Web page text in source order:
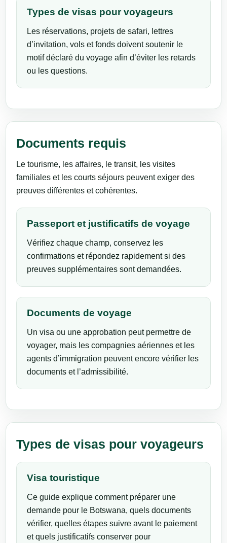
Types de visas pour voyageurs
Les réservations, projets de safari, lettres
d’invitation, vols et fonds doivent soutenir le
motif déclaré du voyage afin d’éviter les retards
ou les questions.
Documents requis
Le tourisme, les affaires, le transit, les visites
familiales et les courts séjours peuvent exiger des
preuves différentes et cohérentes.
Passeport et justificatifs de voyage
Vérifiez chaque champ, conservez les
confirmations et répondez rapidement si des
preuves supplémentaires sont demandées.
Documents de voyage
Un visa ou une approbation peut permettre de
voyager, mais les compagnies aériennes et les
agents d’immigration peuvent encore vérifier les
documents et l’admissibilité.
Types de visas pour voyageurs
Visa touristique
Ce guide explique comment préparer une
demande pour le Botswana, quels documents
vérifier, quelles étapes suivre avant le paiement
et quels justificatifs conserver pour